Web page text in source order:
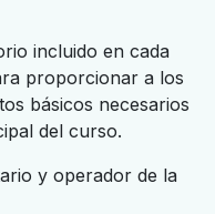
incluido en cada
proporcionar a los
básicos necesarios
del curso.
y operador de la